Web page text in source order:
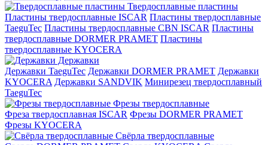
Твердосплавные пластины
Пластины твердосплавные ISCAR Пластины твердосплавные
TaeguTec Пластины твердосплавные CBN ISCAR Пластины
твердосплавные DORMER PRAMET Пластины
твердосплавные KYOCERA
Державки
Державки TaeguTec Державки DORMER PRAMET Державки
KYOCERA Державки SANDVIK Минирезец твердосплавный
TaeguTec
Фрезы твердосплавные
Фреза твердосплавная ISCAR Фрезы DORMER PRAMET
Фрезы KYOCERA
Свёрла твердосплавные